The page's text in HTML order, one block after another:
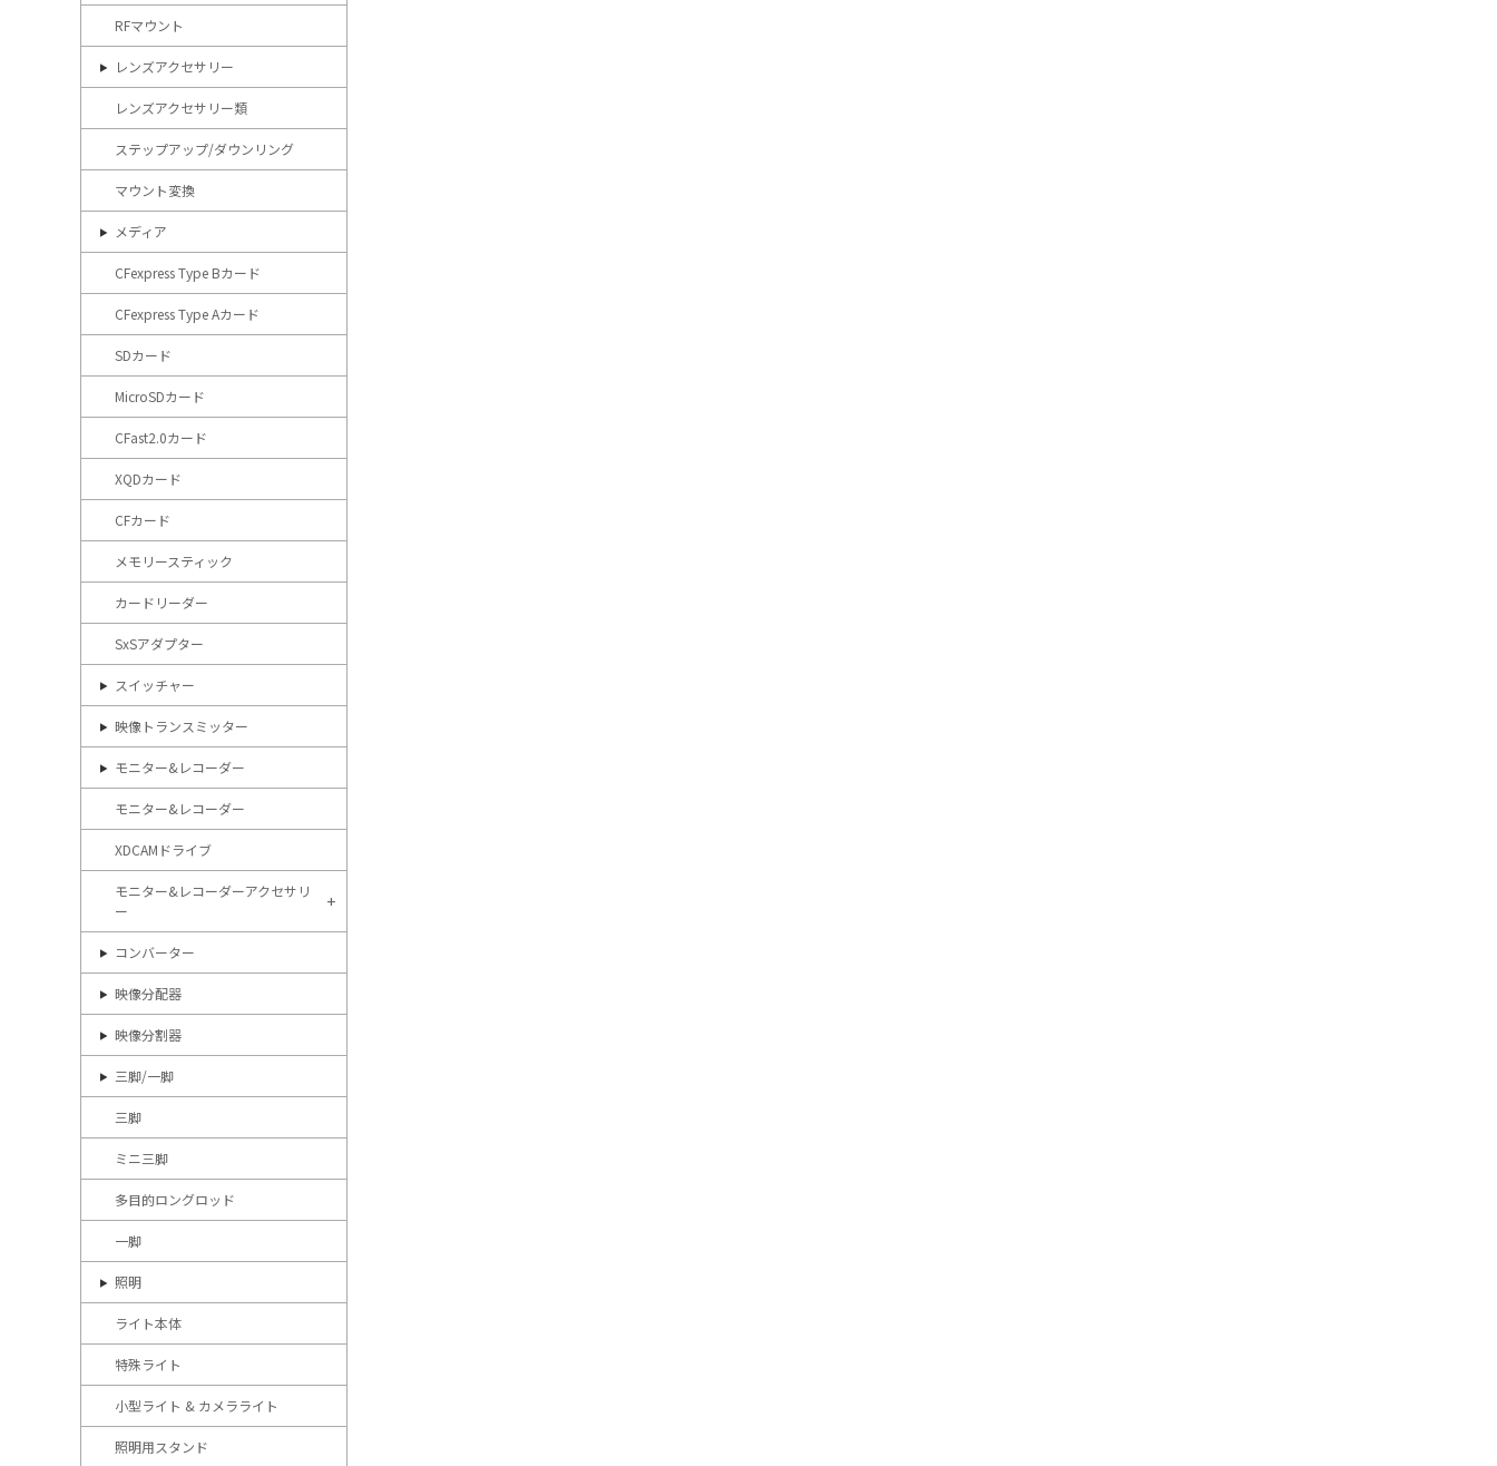
RFマウント
レンズアクセサリー
レンズアクセサリー類
ステップアップ/ダウンリング
マウント変換
メディア
CFexpress Type Bカード
CFexpress Type Aカード
SDカード
MicroSDカード
CFast2.0カード
XQDカード
CFカード
メモリースティック
カードリーダー
SxSアダプター
スイッチャー
映像トランスミッター
モニター&レコーダー
モニター&レコーダー
XDCAMドライブ
モニター&レコーダーアクセサリ
ー
コンバーター
映像分配器
映像分割器
三脚/一脚
三脚
ミニ三脚
多目的ロングロッド
一脚
照明
ライト本体
特殊ライト
小型ライト & カメラライト
照明用スタンド